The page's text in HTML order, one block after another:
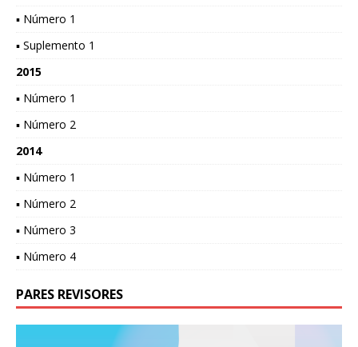
▪ Número 1
▪ Suplemento 1
2015
▪ Número 1
▪ Número 2
2014
▪ Número 1
▪ Número 2
▪ Número 3
▪ Número 4
PARES REVISORES